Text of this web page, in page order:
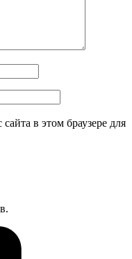
в этом браузере для